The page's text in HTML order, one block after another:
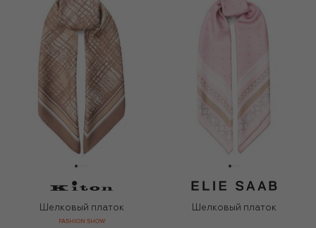
Шелковый платок
FASHION SHOW
Шелковый платок